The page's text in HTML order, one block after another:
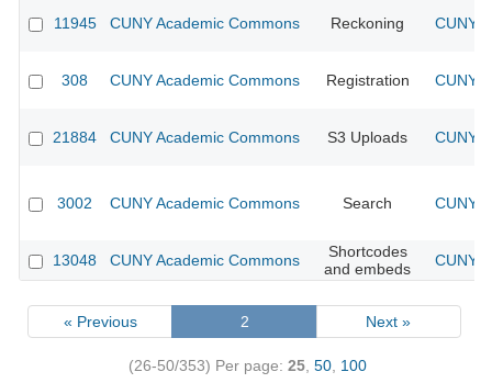
11945 CUNY Academic Commons Reckoning CUNY
308 CUNY Academic Commons Registration CUNY
21884 CUNY Academic Commons S3 Uploads CUNY
3002 CUNY Academic Commons Search CUNY
13048 CUNY Academic Commons
Shortcodes
and embeds
CUNY
« Previous 2 Next »
(26-50/353) Per page: 25 50 100